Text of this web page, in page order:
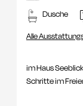
Dusche
Alle
im Haus
Schritte im